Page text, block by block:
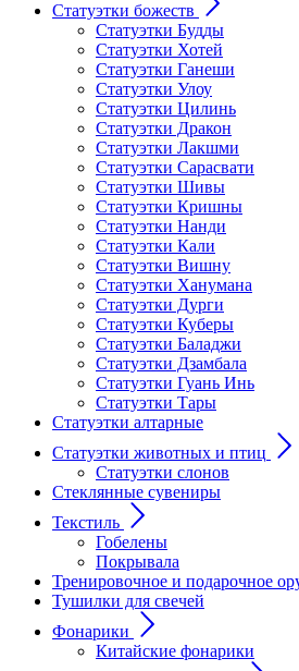
Статуэтки божеств
Статуэтки Будды
Статуэтки Хотей
Статуэтки Ганеши
Статуэтки Улоу
Статуэтки Цилинь
Статуэтки Дракон
Статуэтки Лакшми
Статуэтки Сарасвати
Статуэтки Шивы
Статуэтки Кришны
Статуэтки Нанди
Статуэтки Кали
Статуэтки Вишну
Статуэтки Ханумана
Статуэтки Дурги
Статуэтки Куберы
Статуэтки Баладжи
Статуэтки Дзамбала
Статуэтки Гуань Инь
Статуэтки Тары
Статуэтки алтарные
Статуэтки животных и птиц
Статуэтки слонов
Стеклянные сувениры
Текстиль
Гобелены
Покрывала
Тренировочное и подарочное
Тушилки для свечей
Фонарики
Китайские фонарики